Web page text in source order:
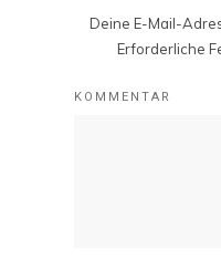
Deine E-Mail-
Erforderliche
KOMMENTAR